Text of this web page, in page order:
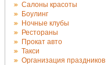
Салоны красоты
Боулинг
Ночные клубы
Рестораны
Прокат авто
Такси
Организация праздников